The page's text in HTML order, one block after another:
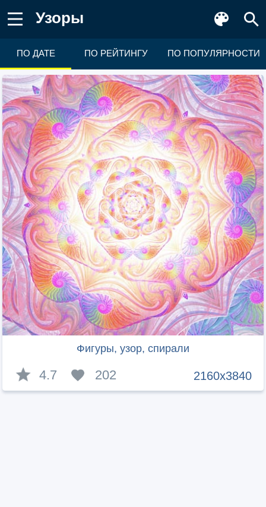
Узоры
ПО ДАТЕ ПО РЕЙТИНГУ ПО ПОПУЛЯРНОСТИ
Фигуры, узор, спирали
2160x3840
4.7 202